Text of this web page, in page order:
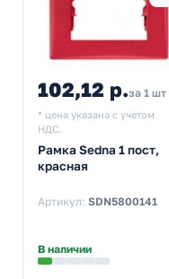
102,12 р.за 1 шт
* цена указана с учетом
НДС.
Рамка Sedna 1 пост,
красная
Артикул: SDN5800141
В наличии